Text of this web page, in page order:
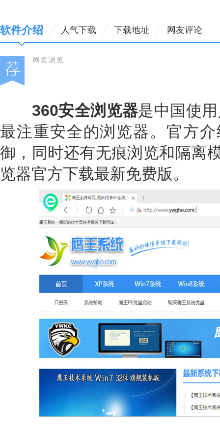
软件介绍 人气下载 下载地址 网友评论
网页浏览
360安全浏览器是中国使
最注重安全的浏览器。官方
御，同时还有无痕浏览和隔离
览器官方下载最新免费版。